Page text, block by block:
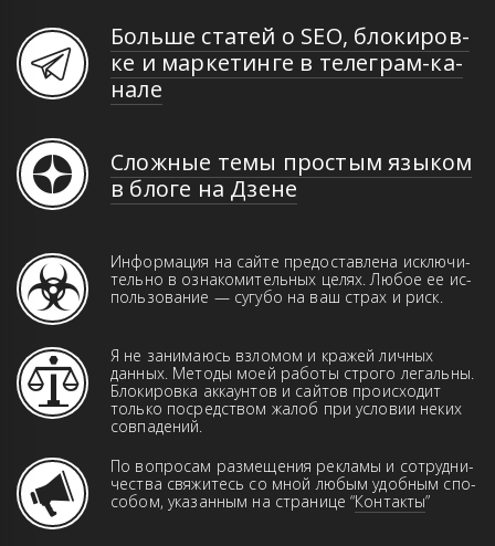
Больше статей о SEO, бло­ки­ров­
ке и мар­ке­тин­ге в те­ле­грам-ка­
на­ле
Сложные темы простым языком
в блоге на Дзене
Информация на сайте предоставлена иск­­лю­­чи­­
те­ль­но в оз­на­ко­ми­тель­ных це­лях. Лю­бое ее ис­
поль­зо­ва­ние — сугубо на ваш страх и риск.
Я не занимаюсь взломом и кражей лич­ных
данн­ых. Ме­то­ды моей работы строго ле­галь­ны.
Бло­ки­ров­ка аккаунтов и сай­тов про­ис­хо­дит
только пос­ред­ством жа­лоб при ус­ло­вии неких
совпадений.
По вопросам размещения рекламы и сот­руд­ни­
чест­ва свя­жи­тесь со мной любым удоб­ным спо­
со­бом, указанным на странице “Контакты”